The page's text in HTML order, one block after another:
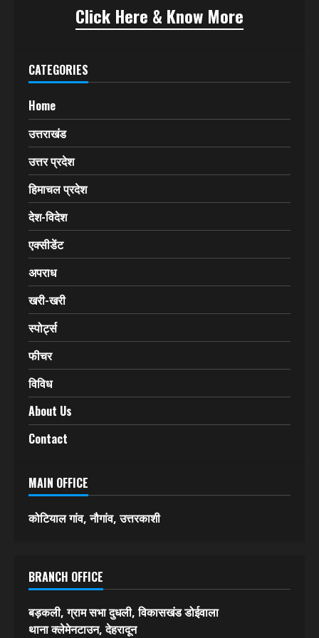
Click Here & Know More
CATEGORIES
Home
उत्तराखंड
उत्तर प्रदेश
हिमाचल प्रदेश
देश-विदेश
एक्सीडेंट
अपराध
खरी-खरी
स्पोर्ट्स
फीचर
विविध
About Us
Contact
MAIN OFFICE
कोटियाल गांव, नौगांव, उत्तरकाशी
BRANCH OFFICE
बड़कली, ग्राम सभा दुधली, विकासखंड डोईवाला
थाना क्लेमेनटाउन, देहरादून